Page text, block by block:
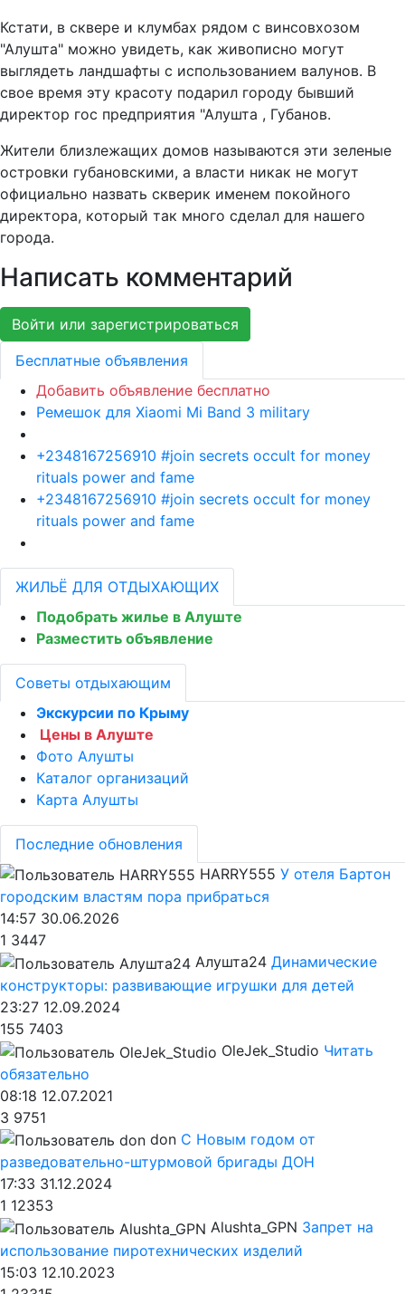
Кстати, в сквере и клумбах рядом с винсовхозом
"Алушта" можно увидеть, как живописно могут
выглядеть ландшафты с использованием валунов. В
свое время эту красоту подарил городу бывший
директор гос предприятия "Алушта , Губанов.
Жители близлежащих домов называются эти зеленые
островки губановскими, а власти никак не могут
официально назвать скверик именем покойного
директора, который так много сделал для нашего
города.
Написать комментарий
Войти или зарегистрироваться
Бесплатные объявления
Добавить объявление бесплатно
Ремешок для Xiaomi Mi Band 3 military
+2348167256910 #join secrets occult for money
rituals power and fame
+2348167256910 #join secrets occult for money
rituals power and fame
ЖИЛЬЁ ДЛЯ ОТДЫХАЮЩИХ
Подобрать жилье в Алуште
Разместить объявление
Советы отдыхающим
Экскурсии по Крыму
Цены в Алуште
Фото Алушты
Каталог организаций
Карта Алушты
Последние обновления
HARRY555 У отеля Бартон
городским властям пора прибраться
14:57 30.06.2026
1 3447
Алушта24 Динамические
конструкторы: развивающие игрушки для детей
23:27 12.09.2024
155 7403
OleJek_Studio Читать
обязательно
08:18 12.07.2021
3 9751
don С Новым годом от
разведовательно-штурмовой бригады ДОН
17:33 31.12.2024
1 12353
Alushta_GPN Запрет на
использование пиротехнических изделий
15:03 12.10.2023